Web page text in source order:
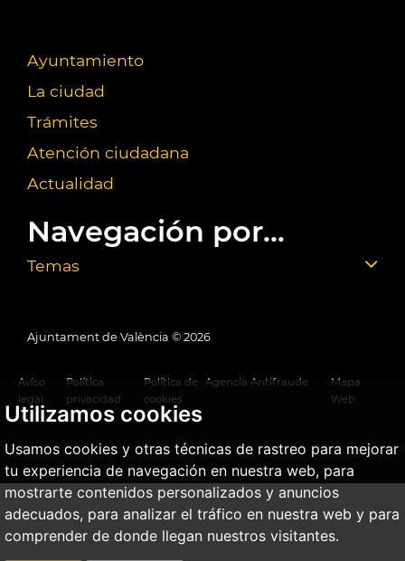
Utilizamos cookies
Usamos cookies y otras técnicas de rastreo para mejorar
tu experiencia de navegación en nuestra web, para
mostrarte contenidos personalizados y anuncios
adecuados, para analizar el tráfico en nuestra web y para
comprender de donde llegan nuestros visitantes.
Ayuntamiento
La ciudad
Trámites
Atención ciudadana
Actualidad
Navegación por...
Temas
Ajuntament de València © 2026
Aviso
legal
Política
privacidad
Política de
cookies
Agencia Antifraude
Mapa
Web